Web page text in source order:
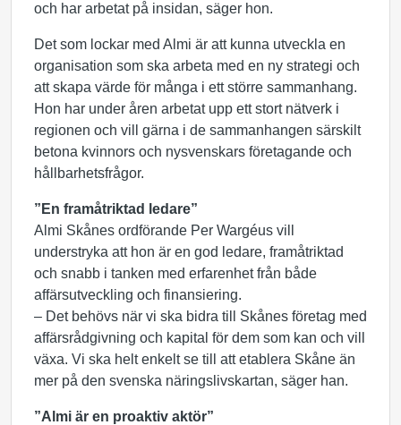
och har arbetat på insidan, säger hon.
Det som lockar med Almi är att kunna utveckla en
organisation som ska arbeta med en ny strategi och
att skapa värde för många i ett större sammanhang.
Hon har under åren arbetat upp ett stort nätverk i
regionen och vill gärna i de sammanhangen särskilt
betona kvinnors och nysvenskars företagande och
hållbarhetsfrågor.
”En framåtriktad ledare”
Almi Skånes ordförande Per Wargéus vill
understryka att hon är en god ledare, framåtriktad
och snabb i tanken med erfarenhet från både
affärsutveckling och finansiering.
– Det behövs när vi ska bidra till Skånes företag med
affärsrådgivning och kapital för dem som kan och vill
växa. Vi ska helt enkelt se till att etablera Skåne än
mer på den svenska näringslivskartan, säger han.
”Almi är en proaktiv aktör”